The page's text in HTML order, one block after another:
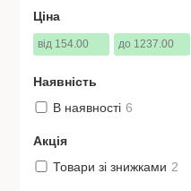
перших днів
бути
Ціна
Наявність
В наявності 6
Акція
Товари зі знижками 2